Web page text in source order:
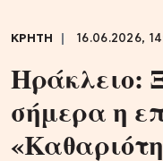
ΚΡΗΤΗ 16.06.2026,
Ηράκλειο:
σήμερα η